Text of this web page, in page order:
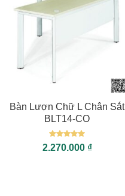
Bàn Lượn Chữ L Chân Sắt
BLT14-CO
Được xếp
hạng55
2.270.000 ₫